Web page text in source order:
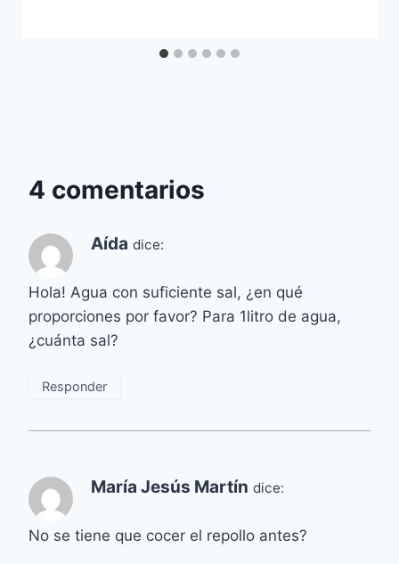
4 comentarios
Aída dice:
Hola! Agua con suficiente sal, ¿en qué
proporciones por favor? Para 1litro de agua,
¿cuánta sal?
Responder
María Jesús Martín dice:
No se tiene que cocer el repollo antes?